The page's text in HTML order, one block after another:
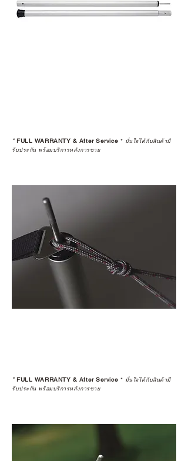
ก่อนตัดสินใจซื้อสินค้า เราอยาก
ในอุปกรณ์ที่คุณรัก มีคุณค่าอย่าง
ตัวแทนจำหน่ายที่ได้รับการแต่งตั้ง
เพื่อให้คุณได้รับทั้งสินค้า และ
ประสบการณ์ที่สมบูรณ์แบบในระยะ
ยาว
อ่านต่อเรื่องการรับประกันสินค้าได้
https://www.campstudio.co.th/
*FULL WARRANTY & After Service * มั่นใจได้กับสินค้ามี
รับประกัน พร้อมบริการหลังการขาย
*FULL WARRANTY & After Service * มั่นใจได้กับสินค้ามี
รับประกัน พร้อมบริการหลังการขาย